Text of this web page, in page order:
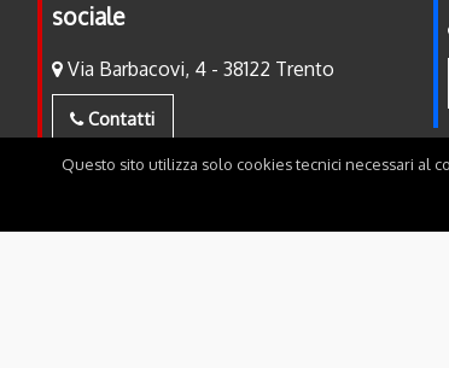
sociale
Via Barbacovi, 4 - 38122 Trento
Contatti
Questo sito utilizza solo cookies tecnici necessari al